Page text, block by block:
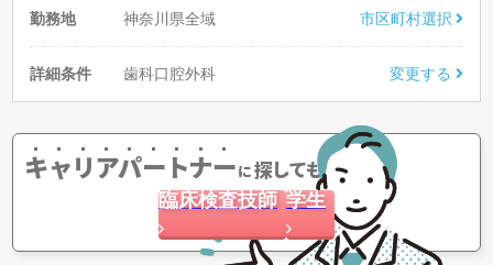
勤務地 神奈川県全域 市区町村選択
詳細条件 歯科口腔外科 変更する
キャリアパートナーに探してもらう
臨床検査技師 学生